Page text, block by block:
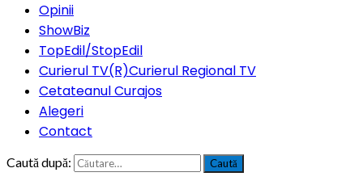
Opinii
ShowBiz
TopEdil/StopEdil
Curierul TV(R)Curierul Regional TV
Cetateanul Curajos
Alegeri
Contact
Caută după: